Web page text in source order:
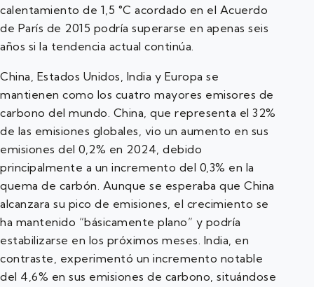
calentamiento de 1,5 °C acordado en el Acuerdo
de París de 2015 podría superarse en apenas seis
años si la tendencia actual continúa.
China, Estados Unidos, India y Europa se
mantienen como los cuatro mayores emisores de
carbono del mundo. China, que representa el 32%
de las emisiones globales, vio un aumento en sus
emisiones del 0,2% en 2024, debido
principalmente a un incremento del 0,3% en la
quema de carbón. Aunque se esperaba que China
alcanzara su pico de emisiones, el crecimiento se
ha mantenido “básicamente plano” y podría
estabilizarse en los próximos meses. India, en
contraste, experimentó un incremento notable
del 4,6% en sus emisiones de carbono, situándose